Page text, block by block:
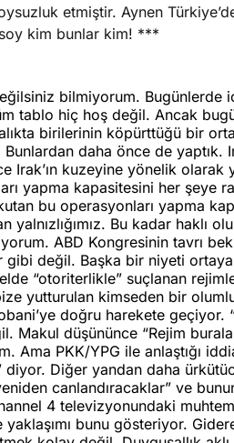
etmiştir. Aynen
kim bunlar kim! ***
bilmiyorum. Bugünlerde
tablo hiç hoş değil. Ancak
birilerinin köpürttüğü bir
daha önce de yaptık.
Irak’ın kuzeyine yönelik
yapma kapasitesini her şeye
bu operasyonları yapma
Bu kadar haklı
ABD Kongresinin tavrı
gibi değil. Başka bir niyeti
“otoriterlikle” suçlanan
yutturulan kimseden bir
doğru harekete geçiyor.
Makul düşününce “Rejim
Ama PKK/YPG ile anlaştığı
diyor. Diğer yandan daha
canlandıracaklar” ve
4 televizyonundaki
yaklaşımı bunu gösteriyor.